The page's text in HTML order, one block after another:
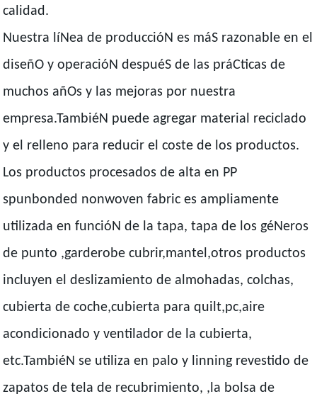
calidad.
Nuestra líNea de produccióN es máS razonable en el
diseñO y operacióN despuéS de las práCticas de
muchos añOs y las mejoras por nuestra
empresa.TambiéN puede agregar material reciclado
y el relleno para reducir el coste de los productos.
Los productos procesados de alta en PP
spunbonded nonwoven fabric es ampliamente
utilizada en funcióN de la tapa, tapa de los géNeros
de punto ,garderobe cubrir,mantel,otros productos
incluyen el deslizamiento de almohadas, colchas,
cubierta de coche,cubierta para quilt,pc,aire
acondicionado y ventilador de la cubierta,
etc.TambiéN se utiliza en palo y linning revestido de
zapatos de tela de recubrimiento, ,la bolsa de